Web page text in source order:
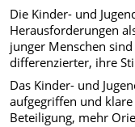
Die Kinder- und
Herausforderungen
junger Menschen
differenzierter, ihre
Das Kinder- und
aufgegriffen und
Beteiligung, mehr